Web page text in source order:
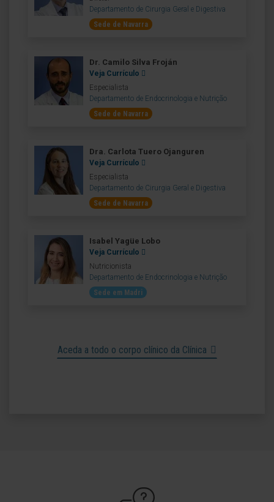
Departamento de Cirurgia Geral e Digestiva
Sede de Navarra
Dr. Camilo Silva Froján
Veja Currículo
Especialista
Departamento de Endocrinologia e Nutrição
Sede de Navarra
Dra. Carlota Tuero Ojanguren
Veja Currículo
Especialista
Departamento de Cirurgia Geral e Digestiva
Sede de Navarra
Isabel Yagüe Lobo
Veja Currículo
Nutricionista
Departamento de Endocrinologia e Nutrição
Sede em Madri
Aceda a todo o corpo clínico da Clínica